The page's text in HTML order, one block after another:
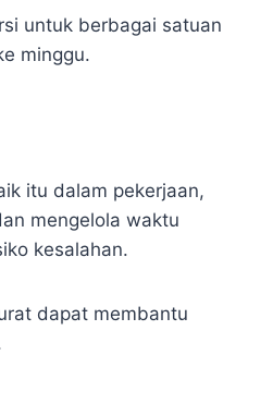
untuk berbagai satuan
minggu.
itu dalam pekerjaan,
mengelola waktu
kesalahan.
dapat membantu